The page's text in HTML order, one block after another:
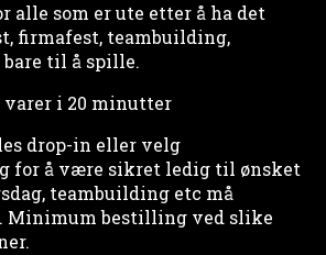
alle som er ute etter å ha det
firmafest, teambuilding,
til å spille.
varer i 20 minutter
drop-in eller velg
for å være sikret ledig til ønsket
teambuilding etc må
Minimum bestilling ved slike